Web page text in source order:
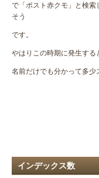
で「ポスト赤クモ」と検
そう
です。
やはりこの時期に発生する
名前だけでも分かって多少
インデックス数